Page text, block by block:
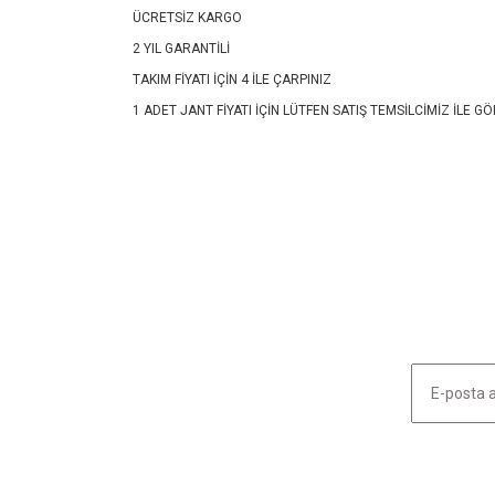
ÜCRETSİZ KARGO
2 YIL GARANTİLİ
TAKIM FİYATI İÇİN 4 İLE ÇARPINIZ
1 ADET JANT FİYATI İÇİN LÜTFEN SATIŞ TEMSİLCİMİZ İLE